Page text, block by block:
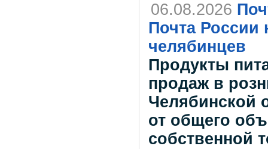
06.08.2026
Почта России
челябинцев
Продукты
продаж в
Челябинской
от общего
собственной